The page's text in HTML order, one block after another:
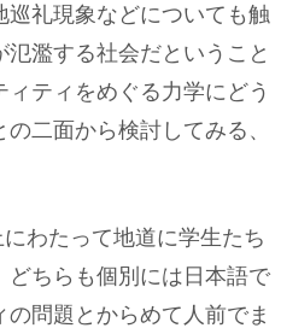
礼現象などについても触
濫する社会だということ
ティをめぐる力学にどう
二面から検討してみる、
わたって地道に学生たち
どちらも個別には日本語で
問題とからめて人前でま